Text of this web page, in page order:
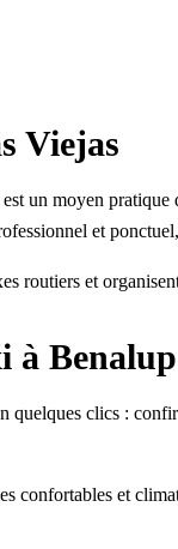
Viejas
un moyen
et
routiers et
à
quelques clics :
confortables et